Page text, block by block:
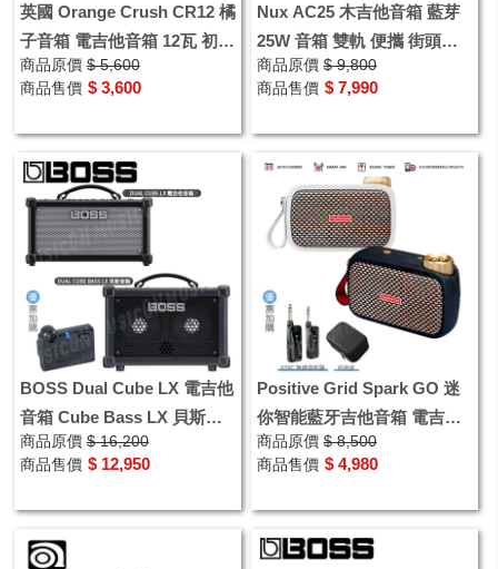
英國 Orange Crush CR12 橘
子音箱 電吉他音箱 12瓦 初學
者練習
商品原價 $ 5,600
商品售價 $ 3,600
Nux AC25 木吉他音箱 藍芽
25W 音箱 雙軌 便攜 街頭藝
人 表演 充電式 戶外使用
商品原價 $ 9,800
商品售價 $ 7,990
BOSS Dual Cube LX 電吉他
音箱 Cube Bass LX 貝斯音
箱 BASS 電貝士音箱
商品原價 $ 16,200
商品售價 $ 12,950
Positive Grid Spark GO 迷
你智能藍牙吉他音箱 電吉他
音箱 藍芽喇叭 攜帶型
商品原價 $ 8,500
商品售價 $ 4,980